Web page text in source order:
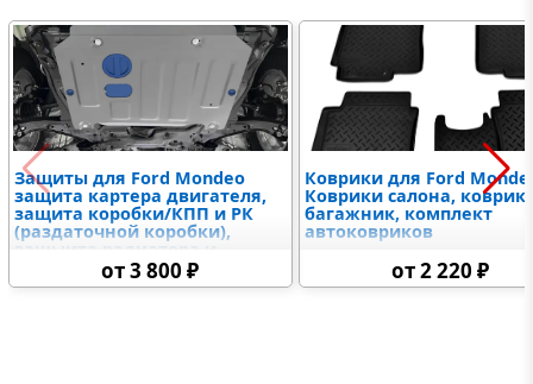
Защиты для Ford Mondeo
защита картера двигателя,
защита коробки/КПП и РК
(раздаточной коробки),
защыита радиатора и
дифференциалов,
топливного бака,
от 3 800 ₽
Коврики для Ford
Коврики салона, коврик
багажник, комплект
автоковриков
от 2 220 ₽